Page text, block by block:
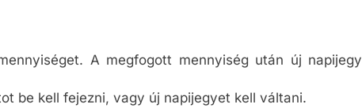
A megfogott mennyiség után új napijegy
be kell fejezni, vagy új napijegyet kell váltani.